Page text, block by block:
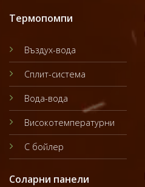
Термопомпи
Въздух-вода
Сплит-система
Вода-вода
Високотемпературни
С бойлер
Соларни панели